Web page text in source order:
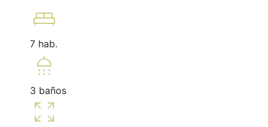
king_bed
7 hab.
shower
3 baños
zoom_out_map